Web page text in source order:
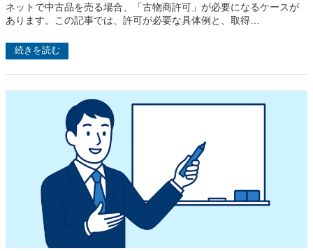
ネットで中古品を売る場合、「古物商許可」が必要になるケースが
あります。この記事では、許可が必要な具体例と、取得…
続きを読む